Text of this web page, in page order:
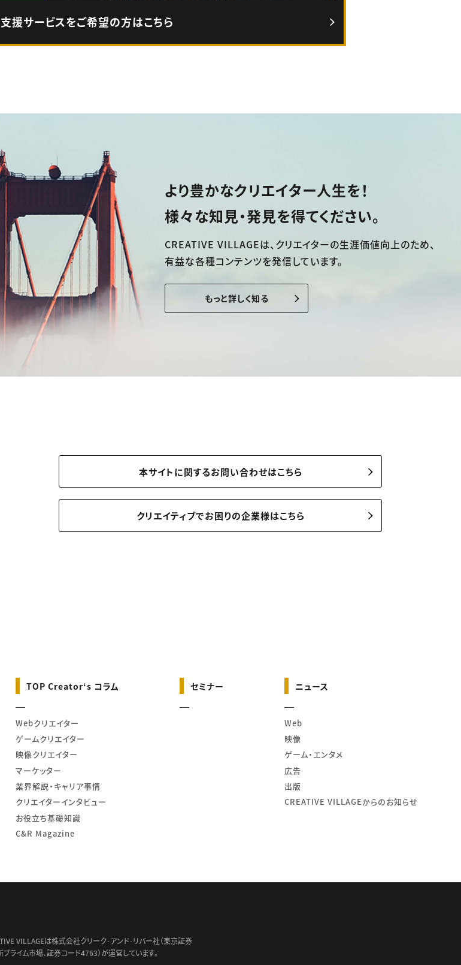
援サービスをご希望の方はこちら
より豊かなクリエイター人生を！
様々な知見・発見を得てください。
CREATIVE VILLAGEは、 クリエイターの生涯価値向上のため、
有益な各種コンテンツを発信しています。
もっと詳しく知る
本サイトに関するお問い合わせはこちら
クリエイティブでお困りの企業様はこちら
TOP Creator‘s コラム
Webクリエイター
ゲームクリエイター
映像クリエイター
マーケッター
業界解説・キャリア事情
クリエイターインタビュー
お役立ち基礎知識
C&R Magazine
セミナー ニュース
Web
映像
ゲーム・エンタメ
広告
出版
CREATIVE VILLAGEからのお知らせ
VILLAGEは株式会社クリーク･アンド･リバー社（東京証券
ライム市場、証券コード4763）が運営しています。